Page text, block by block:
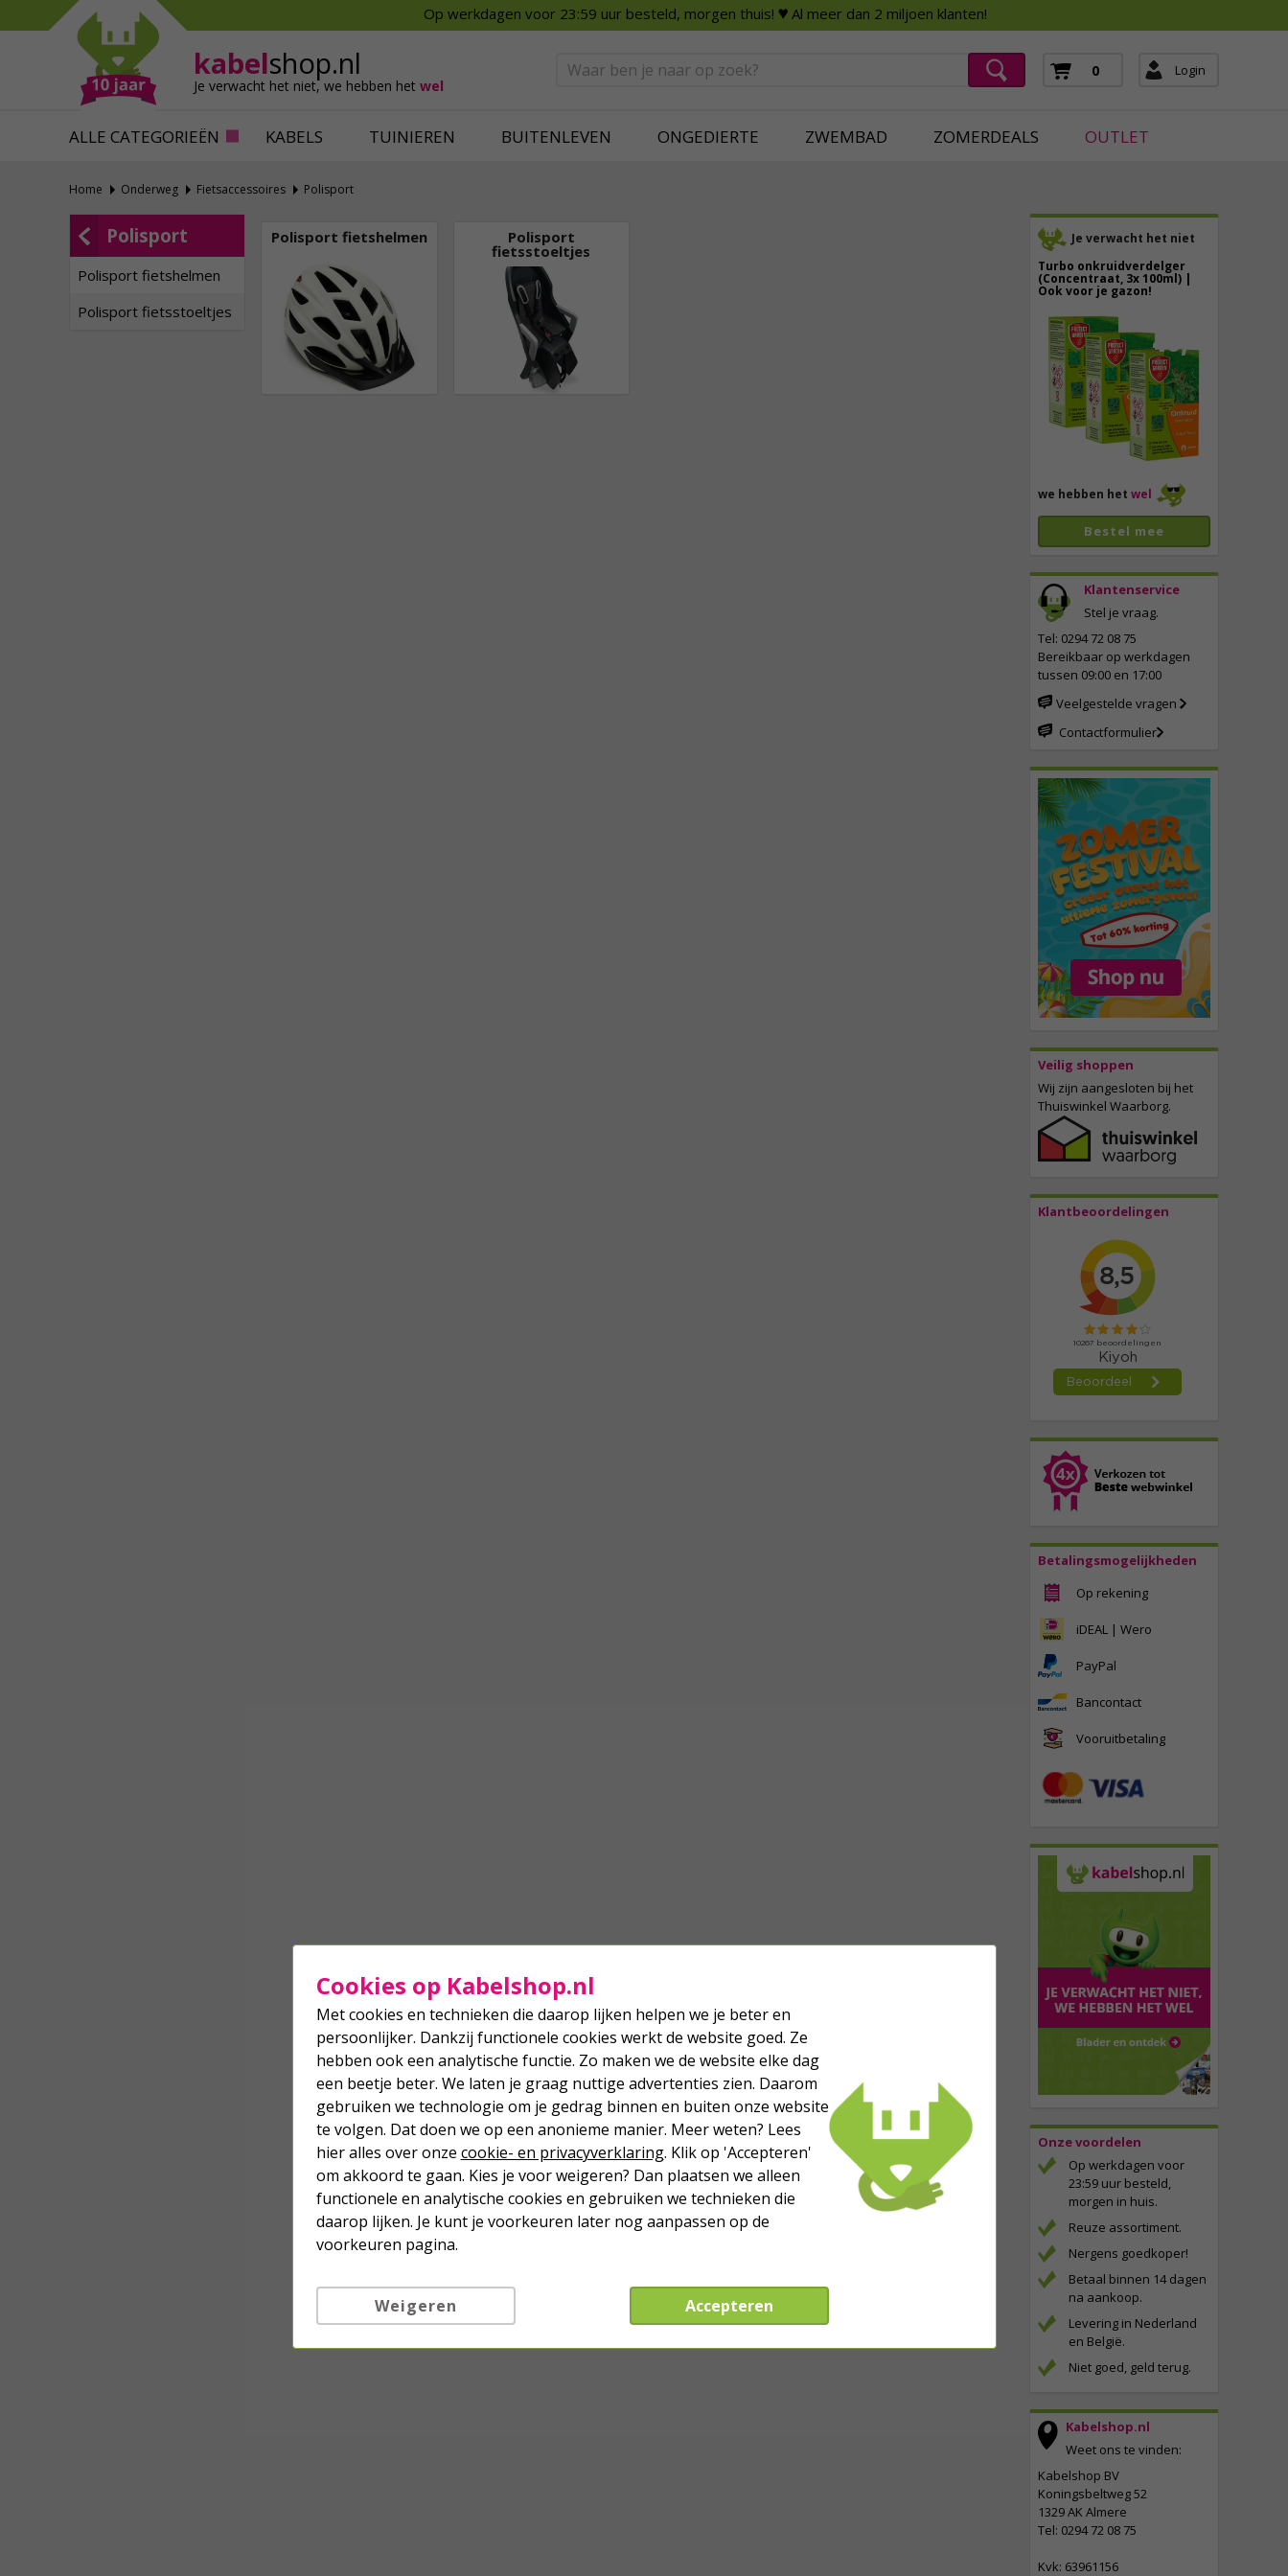
Op werkdagen voor 23:59 uur besteld, morgen thuis! ♥ Al meer dan 2 miljoen klanten!
kabelshop.nl
Je verwacht het niet, we hebben het wel
0 Login
ALLE CATEGORIEËN KABELS TUINIEREN BUITENLEVEN ONGEDIERTE ZWEMBAD ZOMERDEALS OUTLET
Mollen verjagen
Slakken bestrijden
Katten verjagen
Alles tegen ongedierte
Verfbenodigdheden
Behangbenodigdheden
Ventilatie
Smart Home
Deurbellen
Slimme beveiliging
Home Onderweg Fietsaccessoires Polisport
Je verwacht het niet
Turbo onkruidverdelger
(Concentraat, 3x 100ml) |
Ook voor je gazon!
40,
we hebben het wel
Bestel mee
Klantenservice
Stel je vraag.
Tel: 0294 72 08 75
Bereikbaar op werkdagen
tussen 09:00 en 17:00
Veelgestelde vragen
Contactformulier
Veilig shoppen
Wij zijn aangesloten bij het
Thuiswinkel Waarborg.
Klantbeoordelingen
Betalingsmogelijkheden
Op rekening
iDEAL | Wero
PayPal
Bancontact
Vooruitbetaling
Onze voordelen
Op werkdagen voor
23:59 uur besteld,
morgen in huis.
Reuze assortiment.
Nergens goedkoper!
Betaal binnen 14 dagen
na aankoop.
Levering in Nederland
en België.
Niet goed, geld terug.
Kabelshop.nl
Weet ons te vinden:
Kabelshop BV
Koningsbeltweg 52
1329 AK Almere
Tel: 0294 72 08 75
Kvk: 63961156
Polisport
Polisport fietshelmen
Polisport fietsstoeltjes
Polisport fietshelmen Polisport
fietsstoeltjes
Cookies op Kabelshop.nl
Met cookies en technieken die daarop lijken helpen we je beter en
persoonlijker. Dankzij functionele cookies werkt de website goed. Ze
hebben ook een analytische functie. Zo maken we de website elke dag
een beetje beter. We laten je graag nuttige advertenties zien. Daarom
gebruiken we technologie om je gedrag binnen en buiten onze website
te volgen. Dat doen we op een anonieme manier. Meer weten? Lees
hier alles over onze cookie- en privacyverklaring. Klik op 'Accepteren'
om akkoord te gaan. Kies je voor weigeren? Dan plaatsen we alleen
functionele en analytische cookies en gebruiken we technieken die
daarop lijken. Je kunt je voorkeuren later nog aanpassen op de
voorkeuren pagina.
Accepteren
Weigeren